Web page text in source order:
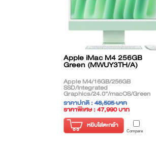
Apple iMac M4 256GB
Green (MWUY3TH/A)
Apple M4/16GB/256GB
SSD/Integrated
Graphics/24.0"/macOS/Green
ราคาปกติ :48,505 บาท
ราคาพิเศษ : 47,990 บาท
( ราคาไม่รวมภาษี )
หยิบใส่ตะกร้า
Compare